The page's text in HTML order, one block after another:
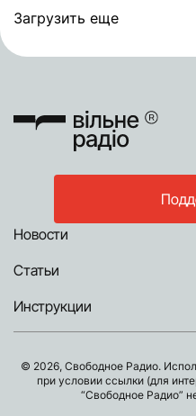
Загрузить еще
Новости
Статьи
Инструкции
© 2026, Свободное Радио.
при условии ссылки (для
“Свободное Радио”